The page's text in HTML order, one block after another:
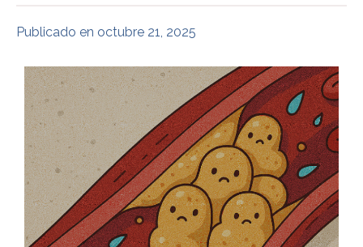
Publicado en octubre 21, 2025